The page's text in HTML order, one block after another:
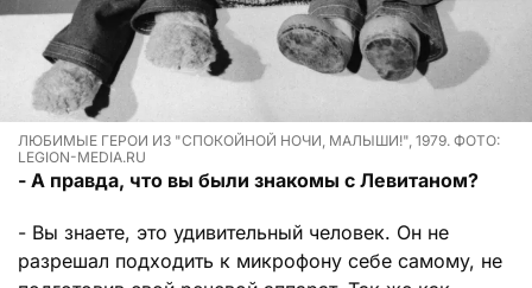
ЛЮБИМЫЕ ГЕРОИ ИЗ "СПОКОЙНОЙ НОЧИ, МАЛЫШИ!", 1979. ФОТО:
LEGION-MEDIA.RU
- А правда, что вы были знакомы с Левитаном?
- Вы знаете, это удивительный человек. Он не
разрешал подходить к микрофону себе самому, не